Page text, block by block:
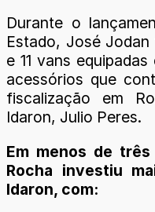
Durante o
Estado, José
e 11 vans
acessórios que
fiscalização em
Idaron, Julio Peres.
Em menos de
Rocha investiu
Idaron, com: